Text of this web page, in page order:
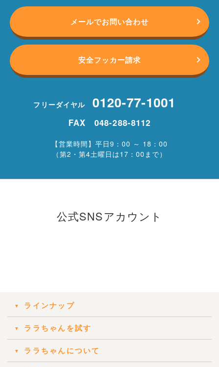
メールでお問い合わせ
安全フッカー請求
フリーダイヤル 0120-77-1001
FAX 048-288-8112
【営業時間】平日9：00 ～ 18：00
（第2・第4土曜日は17：00まで）
公式SNSアカウント
ラインナップ
ララちゃんを試す
ララちゃんについて